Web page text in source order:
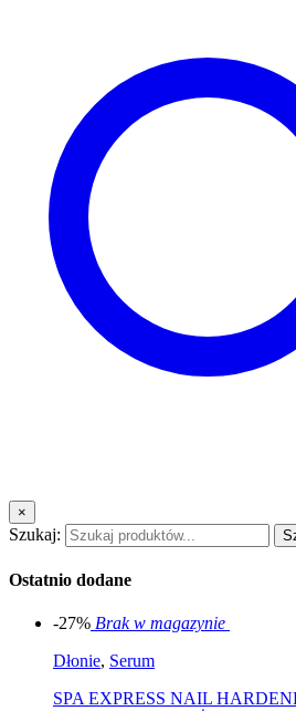
×
Szukaj:
Ostatnio dodane
-27% Brak w magazynie
Dłonie, Serum
SPA EXPRESS NAIL